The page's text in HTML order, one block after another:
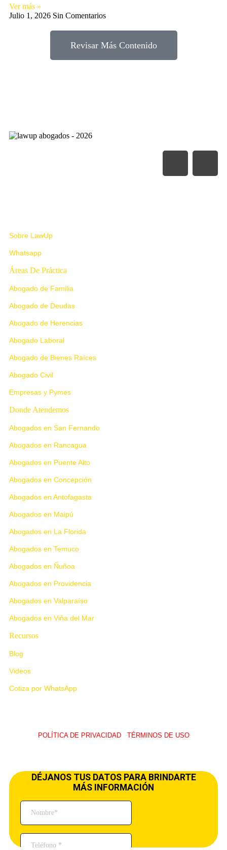
Ver más »
Julio 1, 2026 Sin Comentarios
Revisar Más Contenido
Sobre LawUp
Whatsapp
Áreas De Práctica
Abogado de Familia
Abogado de Deudas
Abogado de Herencias
Abogado Laboral
Abogado de Bienes Raíces
Abogado Civil
Empresas y Pymes
Donde Atendemos
Abogados en San Fernando
Abogados en Rancagua
Abogados en Puente Alto
Abogados en Concepción
Abogados en Antofagasta
Abogados en Maipú
Abogados en La Florida
Abogados en Temuco
Abogados en Ñuñoa
Abogados en Providencia
Abogados en Valparaíso
Abogados en Viña del Mar
Recursos
Blog
Videos
Cotiza por WhatsApp
POLÍTICA DE PRIVACIDAD
TÉRMINOS DE USO